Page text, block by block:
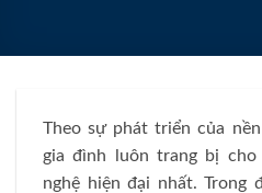
Theo sự phát triển của
gia đình luôn trang bị
nghệ hiện đại nhất. Trong